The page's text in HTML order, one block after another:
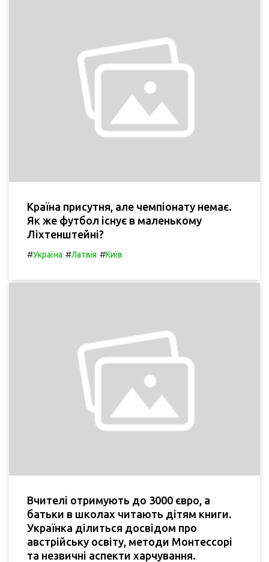
Країна присутня, але чемпіонату немає.
Як же футбол існує в маленькому
Ліхтенштейні?
#Україна #Латвія #Київ
Вчителі отримують до 3000 євро, а
батьки в школах читають дітям книги.
Українка ділиться досвідом про
австрійську освіту, методи Монтессорі
та незвичні аспекти харчування.